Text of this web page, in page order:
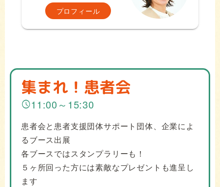
プロフィール
集まれ！患者会
schedule11:00～15:30
患者会と患者支援団体サポート団体、企業によ
るブース出展
各ブースではスタンプラリーも！
５ヶ所回った方には素敵なプレゼントも進呈し
ます